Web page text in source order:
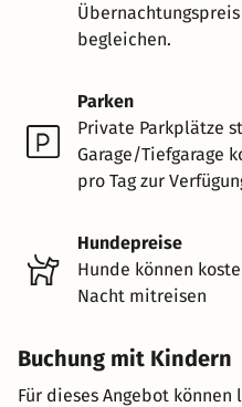
begleichen.
Parken
Private Parkplätze
Garage/Tiefgarage
pro Tag zur
Hundepreise
Hunde können
Nacht mitreisen
Buchung mit Kindern
Für dieses Angebot